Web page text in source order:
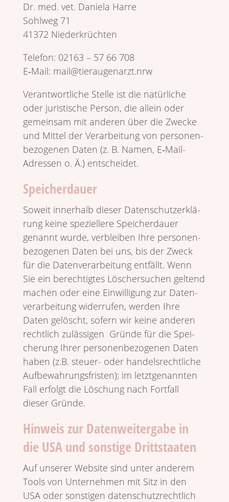
Dr. med. vet. Daniela Harre
Sohlweg 71
41372 Nieder­krüchten
Telefon: 02163 – 57 66 708
E‑Mail: mail@tieraugenarzt.nrw
Verant­wort­liche Stelle ist die natür­liche
oder juri­sti­sche Person, die allein oder
gemeinsam mit anderen über die Zwecke
und Mittel der Verar­bei­tung von perso­nen­
be­zo­genen Daten (z. B. Namen, E‑Mail-
Adressen o. Ä.) entscheidet.
Speicherdauer
Soweit inner­halb dieser Daten­schutz­er­klä­
rung keine spezi­el­lere Spei­cher­dauer
genannt wurde, verbleiben Ihre perso­nen­
be­zo­genen Daten bei uns, bis der Zweck
für die Daten­ver­ar­bei­tung entfällt. Wenn
Sie ein berech­tigtes Löscher­su­chen geltend
machen oder eine Einwil­li­gung zur Daten­
ver­ar­bei­tung wider­rufen, werden Ihre
Daten gelöscht, sofern wir keine anderen
recht­lich zuläs­sigen Gründe für die Spei­
che­rung Ihrer perso­nen­be­zo­genen Daten
haben (z.B. steuer- oder handels­recht­liche
Aufbe­wah­rungs­fri­sten); im letzt­ge­nannten
Fall erfolgt die Löschung nach Fort­fall
dieser Gründe.
Hinweis zur Datenweitergabe in
die USA und sonstige Drittstaaten
Auf unserer Website sind unter anderem
Tools von Unter­nehmen mit Sitz in den
USA oder sonstigen daten­schutz­recht­lich